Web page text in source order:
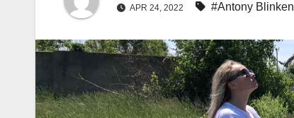
APR 24, 2022 #Antony Blinken